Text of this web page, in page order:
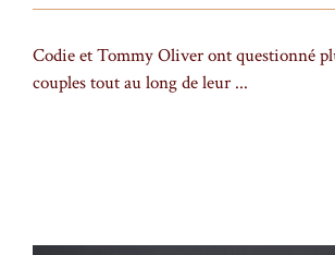
Codie et Tommy Oliver ont questionné
couples tout au long de leur ...